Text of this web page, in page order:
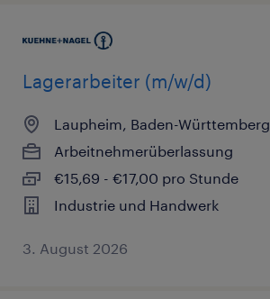
Lagerarbeiter (m/w/d)
Laupheim, Baden-Württemberg
Arbeitnehmerüberlassung
€15,69 - €17,00 pro Stunde
Industrie und Handwerk
3. August 2026